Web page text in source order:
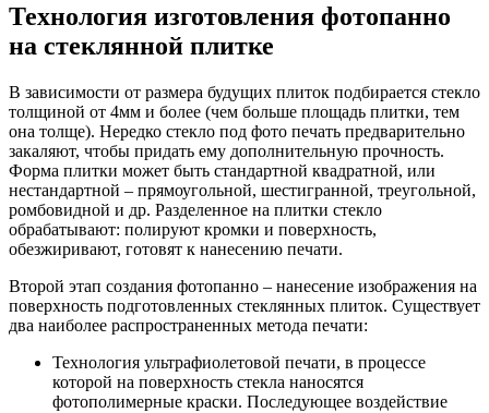
Технология изготовления фотопанно
на стеклянной плитке
В зависимости от размера будущих плиток подбирается стекло
толщиной от 4мм и более (чем больше площадь плитки, тем
она толще). Нередко стекло под фото печать предварительно
закаляют, чтобы придать ему дополнительную прочность.
Форма плитки может быть стандартной квадратной, или
нестандартной – прямоугольной, шестигранной, треугольной,
ромбовидной и др. Разделенное на плитки стекло
обрабатывают: полируют кромки и поверхность,
обезжиривают, готовят к нанесению печати.
Второй этап создания фотопанно – нанесение изображения на
поверхность подготовленных стеклянных плиток. Существует
два наиболее распространенных метода печати:
Технология ультрафиолетовой печати, в процессе
которой на поверхность стекла наносятся
фотополимерные краски. Последующее воздействие